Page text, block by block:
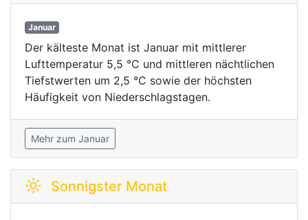
Januar
Der kälteste Monat ist Januar mit mittlerer
Lufttemperatur 5,5 °C und mittleren nächtlichen
Tiefstwerten um 2,5 °C sowie der höchsten
Häufigkeit von Niederschlagstagen.
Mehr zum Januar
Sonnigster Monat